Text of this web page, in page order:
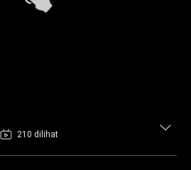
210 dilihat